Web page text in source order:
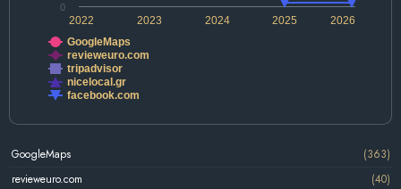
2022 2024 2026
2023 2025
0
GoogleMaps
revieweuro.com
tripadvisor
nicelocal.gr
facebook.com
GoogleMaps
(363)
revieweuro.com
(40)